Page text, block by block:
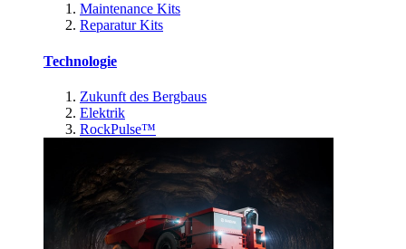
Maintenance Kits
Reparatur Kits
Technologie
Zukunft des Bergbaus
Elektrik
RockPulse™